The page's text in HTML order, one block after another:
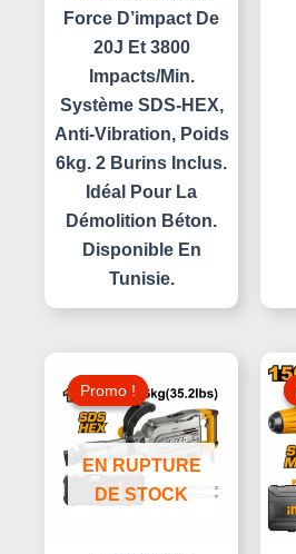
Force D’impact De
20J Et 3800
Impacts/min.
Système SDS-HEX,
Anti-Vibration, Poids
6kg. 2 Burins Inclus.
Idéal Pour La
Démolition Béton.
Disponible En
Tunisie.
Promo !
EN RUPTURE
DE STOCK
Promo !
Prix
Initial
Était :
Le